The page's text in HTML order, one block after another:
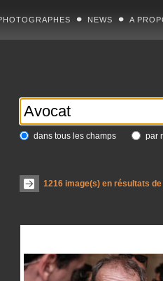
NEWS A
dans tous les champs par
1216image(s) en résultats